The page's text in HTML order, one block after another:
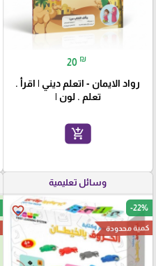
20 ₪
رواد الايمان - اتعلم ديني | اقرأ .
تعلم . لون |
add_shopping_cart
وسائل تعليمية
favorite_border -22%
كمية محدودة